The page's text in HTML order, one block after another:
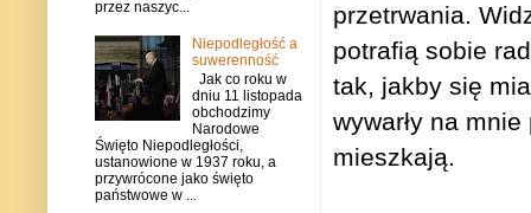
przetrwania.
potrafią sobie
tak, jakby się
wywarły na
mieszkają.
przez naszyc...
Niepodległość a
suwerenność
Jak co roku w
dniu 11 listopada
obchodzimy
Narodowe
Święto Niepodległości,
ustanowione w 1937 roku, a
przywrócone jako święto
państwowe w ...